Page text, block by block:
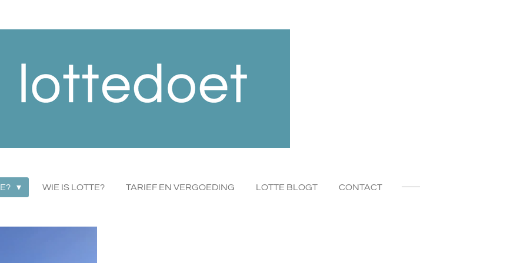
WIE IS LOTTE? TARIEF EN VERGOEDING LOTTE BLOGT CONTACT